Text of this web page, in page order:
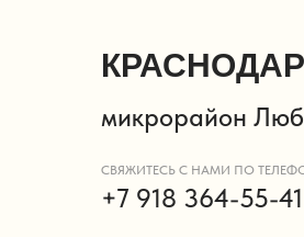
Брест (Беларусь)
Жердевка
КРАСНОДАР
микрорайон
СВЯЖИТЕСЬ С НАМИ ПО
+7 918 364-55-41